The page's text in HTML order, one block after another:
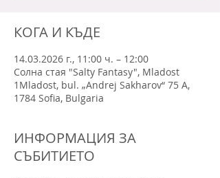
КОГА И КЪДЕ
14.03.2026 г., 11:00 ч. – 12:00
Солна стая "Salty Fantasy", Mladost
1Mladost, bul. „Andrej Sakharov“ 75 A,
1784 Sofia, Bulgaria
ИНФОРМАЦИЯ ЗА
СЪБИТИЕТО